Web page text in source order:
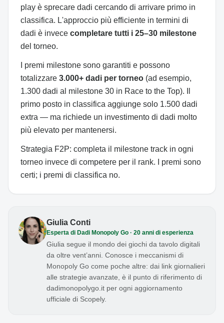
play è sprecare dadi cercando di arrivare primo in
classifica. L'approccio più efficiente in termini di
dadi è invece completare tutti i 25–30 milestone
del torneo.
I premi milestone sono garantiti e possono
totalizzare 3.000+ dadi per torneo (ad esempio,
1.300 dadi al milestone 30 in Race to the Top). Il
primo posto in classifica aggiunge solo 1.500 dadi
extra — ma richiede un investimento di dadi molto
più elevato per mantenersi.
Strategia F2P: completa il milestone track in ogni
torneo invece di competere per il rank. I premi sono
certi; i premi di classifica no.
Giulia Conti
Esperta di Dadi Monopoly Go · 20 anni di esperienza
Giulia segue il mondo dei giochi da tavolo digitali
da oltre vent’anni. Conosce i meccanismi di
Monopoly Go come poche altre: dai link giornalieri
alle strategie avanzate, è il punto di riferimento di
dadimonopolygo.it per ogni aggiornamento
ufficiale di Scopely.